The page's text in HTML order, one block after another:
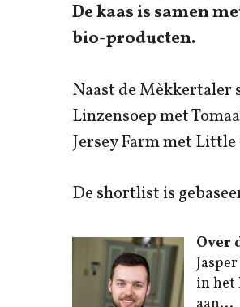
De kaas is samen
bio-producten.
Naast de Mèkkertaler
Linzensoep met
Jersey Farm met
De shortlist is
Over
in het